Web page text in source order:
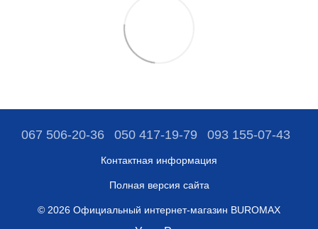
067 506-20-36 050 417-19-79 093 155-07-43
Контактная информация
Полная версия сайта
© 2026 Официальный интернет-магазин BUROMAX